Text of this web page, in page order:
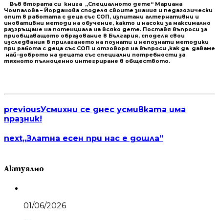
Във втората си книга „Специалното дете“ Мариана
Чомпалова – Йорданова споделя своите знания и педагогически
опит в работата с деца със СОП, изпитани алтернативни и
иновативни методи на обучение, както и насоки за максимално
разгръщане на потенциала на всяко дете. Поставя въпроси за
приобщаващото образование в България, споделя свои
изследвания в прилагането на познати и непознати методики
при работа с деца със СОП и отговоря на въпроси ,как да даваме
най-доброто на децата със специални потребности за
тяхното пълноценно интегриране в обществото.
previousУсмихни се днес усмивката има
празник!
next„Златна есен при нас е дошла”
Актуално
01/06/2026